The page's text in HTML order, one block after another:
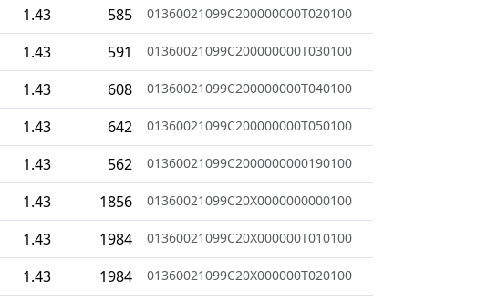
1.43 585 01360021099C200000000T020100
1.43 591 01360021099C200000000T030100
1.43 608 01360021099C200000000T040100
1.43 642 01360021099C200000000T050100
1.43 562 01360021099C2000000000190100
1.43 1856 01360021099C20X0000000000100
1.43 1984 01360021099C20X000000T010100
1.43 1984 01360021099C20X000000T020100